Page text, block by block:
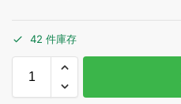
42 件庫存